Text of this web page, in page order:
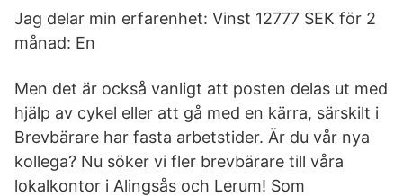
Jag delar min erfarenhet: Vinst 12777 SEK för 2
månad: En
Men det är också vanligt att posten delas ut med
hjälp av cykel eller att gå med en kärra, särskilt i
Brevbärare har fasta arbetstider. Är du vår nya
kollega? Nu söker vi fler brevbärare till våra
lokalkontor i Alingsås och Lerum! Som